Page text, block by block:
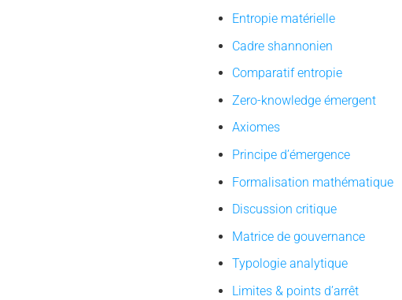
Entropie matérielle
Cadre shannonien
Comparatif entropie
Zero-knowledge émergent
Axiomes
Principe d’émergence
Formalisation mathématique
Discussion critique
Matrice de gouvernance
Typologie analytique
Limites & points d’arrêt